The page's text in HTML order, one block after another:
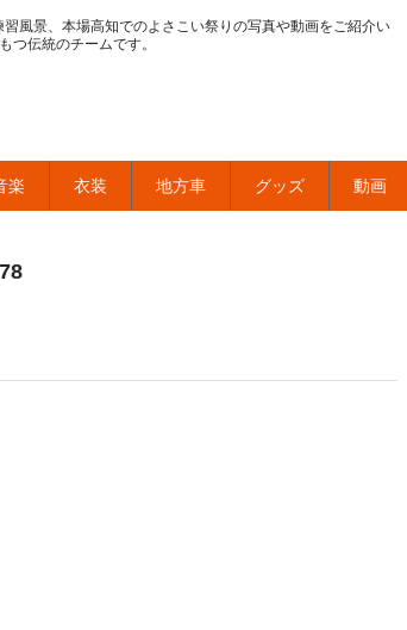
風景、本場高知でのよさこい祭りの写真や動画をご紹介い
つ伝統のチームです。
楽 衣装 地方車 グッズ 動画